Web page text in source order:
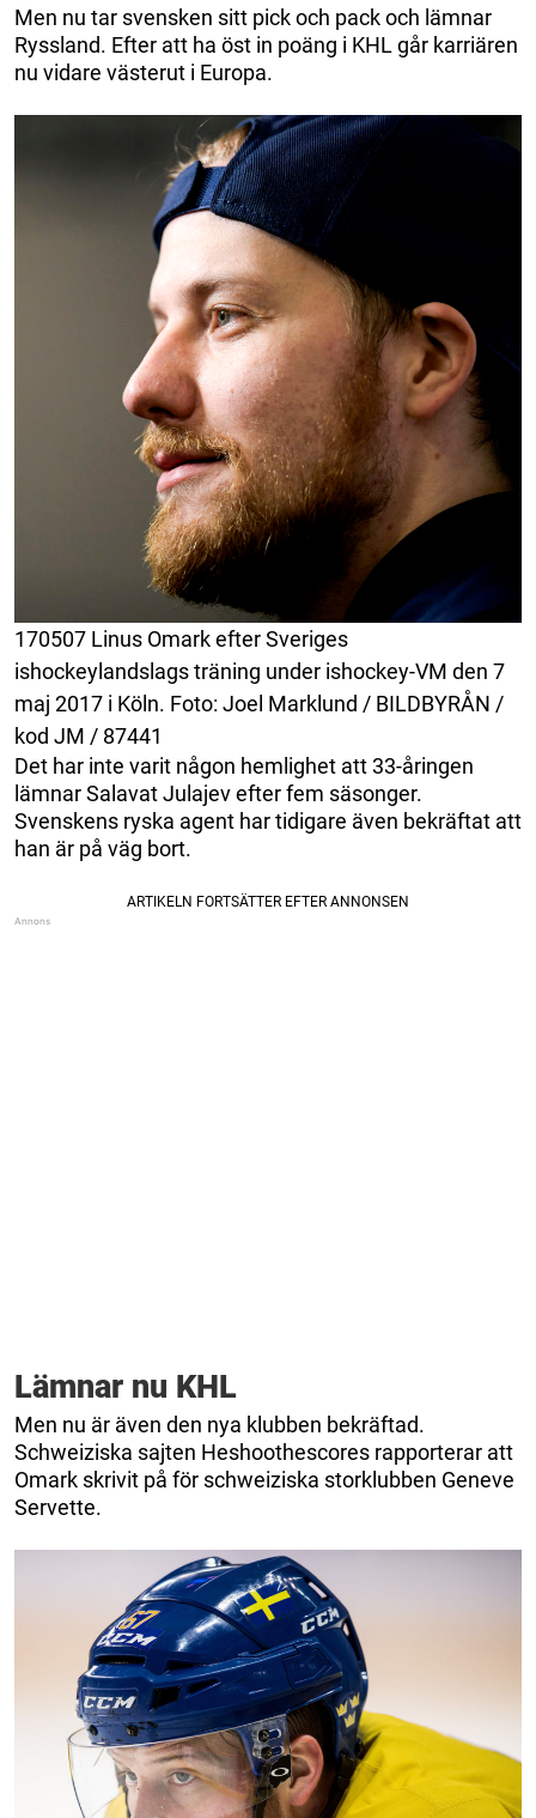
Men nu tar svensken sitt pick och pack och lämnar
Ryssland. Efter att ha öst in poäng i KHL går karriären
nu vidare västerut i Europa.
170507 Linus Omark efter Sveriges
ishockeylandslags träning under ishockey-VM den 7
maj 2017 i Köln. Foto: Joel Marklund / BILDBYRÅN /
kod JM / 87441
Det har inte varit någon hemlighet att 33-åringen
lämnar Salavat Julajev efter fem säsonger.
Svenskens ryska agent har tidigare även bekräftat att
han är på väg bort.
Lämnar nu KHL
Men nu är även den nya klubben bekräftad.
Schweiziska sajten Heshoothescores rapporterar att
Omark skrivit på för schweiziska storklubben Geneve
Servette.